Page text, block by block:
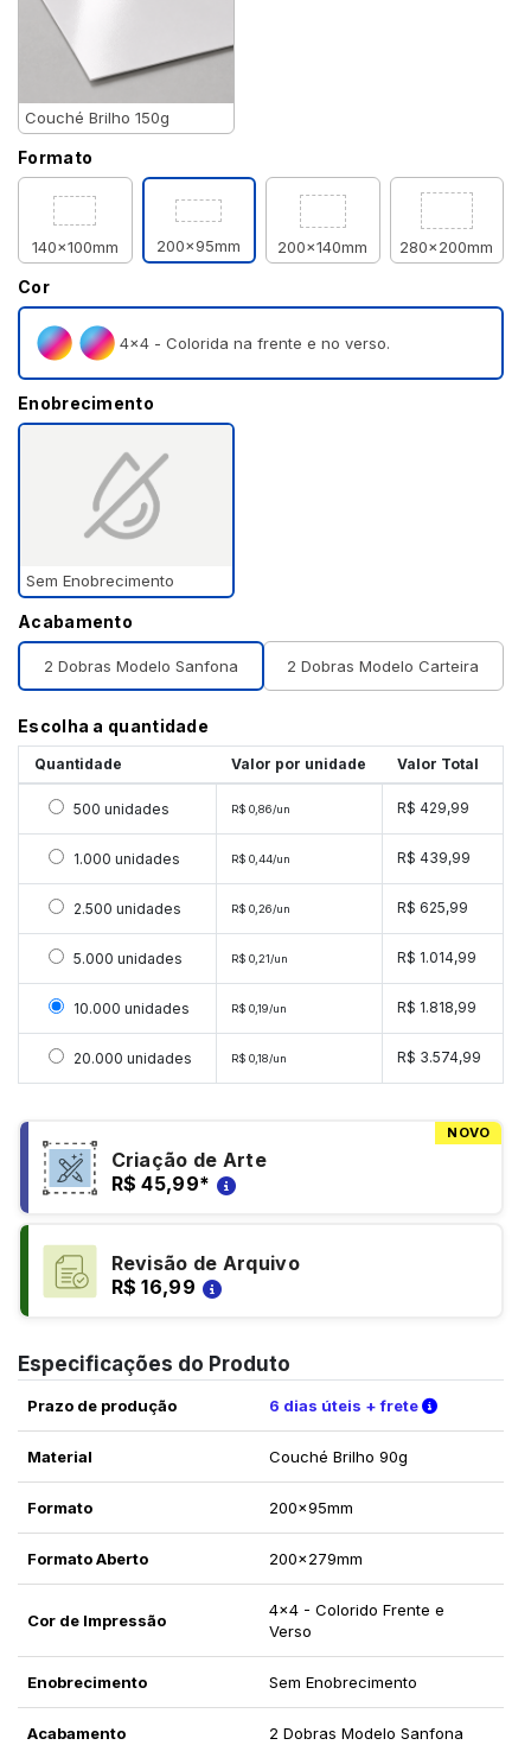
Couché Brilho 150g
Formato
140x100mm 200x95mm 200x140mm 280x200mm
Cor
4×4 - Colorida na frente e no verso.
Enobrecimento
Sem Enobrecimento
Acabamento
2 Dobras Modelo Sanfona 2 Dobras Modelo Carteira
Escolha a quantidade
Quantidade Valor por unidade Valor Total
Selecionar 500 unidades
500 unidades R$ 0,86/un R$ 429,99
Selecionar 1000 unidades
1.000 unidades R$ 0,44/un R$ 439,99
Selecionar 2500 unidades
2.500 unidades R$ 0,26/un R$ 625,99
Selecionar 5000 unidades
5.000 unidades R$ 0,21/un R$ 1.014,99
Selecionar 10000 unidades
10.000 unidades R$ 0,19/un R$ 1.818,99
Selecionar 20000 unidades
20.000 unidades R$ 0,18/un R$ 3.574,99
NOVO
Criação de Arte
R$ 45,99*
Revisão de Arquivo
R$ 16,99
Especificações do Produto
Prazo de produção 6 dias úteis + frete Verifique
Material Couché Brilho 90g
Formato 200x95mm
Formato Aberto 200x279mm
Cor de Impressão
4x4 - Colorido Frente e
Verso
Enobrecimento Sem Enobrecimento
Acabamento 2 Dobras Modelo Sanfona